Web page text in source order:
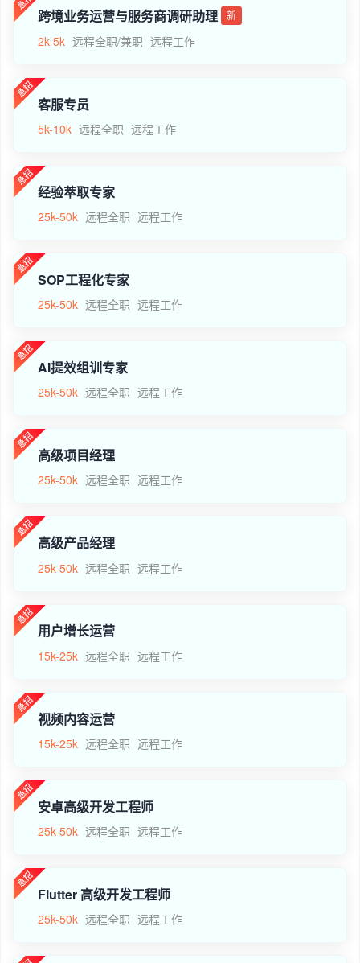
跨境业务运营与服务商调研助理 新
2k-5k 远程全职/兼职 远程工作
客服专员
5k-10k 远程全职 远程工作
经验萃取专家
25k-50k 远程全职 远程工作
SOP工程化专家
25k-50k 远程全职 远程工作
AI提效组训专家
25k-50k 远程全职 远程工作
高级项目经理
25k-50k 远程全职 远程工作
高级产品经理
25k-50k 远程全职 远程工作
用户增长运营
15k-25k 远程全职 远程工作
视频内容运营
15k-25k 远程全职 远程工作
安卓高级开发工程师
25k-50k 远程全职 远程工作
Flutter 高级开发工程师
25k-50k 远程全职 远程工作